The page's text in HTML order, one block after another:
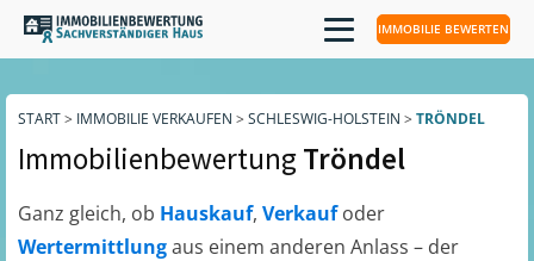
IMMOBILIE BEWERTEN
START> IMMOBILIE VERKAUFEN > SCHLESWIG-HOLSTEIN > TRÖNDEL
ImmobilienbewertungTröndel
Ganz gleich, ob Hauskauf, Verkaufoder
Wertermittlungaus einem anderen Anlass – der